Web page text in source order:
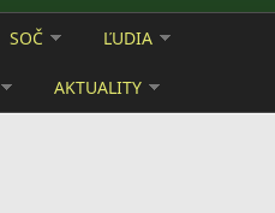
SOČ ĽUDIA
AKTUALITY